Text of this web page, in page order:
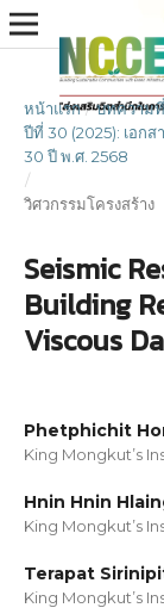
หน้าแรก / บทความ
ปีที่ 30 (2025): เอก
30 ปี พ.ศ. 2568
/
วิศวกรรมโครงสร้าง
Seismic
Building
Viscous
Phetphichit
King Mongkut’s
Hnin Hnin
King Mongkut’s
Terapat
King Mongkut’s